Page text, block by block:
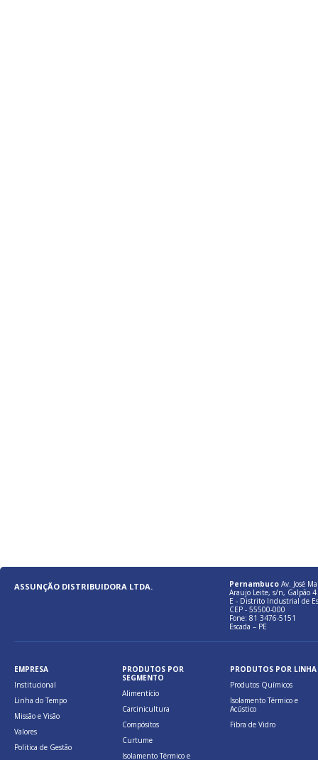
ASSUNÇÃO DISTRIBUIDORA LTDA. Pernambuco Av. José
Araujo Leite, s/n, Galpão 4
E - Distrito Industrial de
CEP - 55500-000
Fone: 81 3476-5151
Escada – PE
EMPRESA
Institucional
Linha do Tempo
Missão e Visão
Valores
Politica de Gestão
PRODUTOS POR
SEGMENTO
Alimentício
Carcinicultura
Compósitos
Curtume
Isolamento Térmico e
PRODUTOS POR LINHA
Produtos Químicos
Isolamento Térmico e
Acústico
Fibra de Vidro